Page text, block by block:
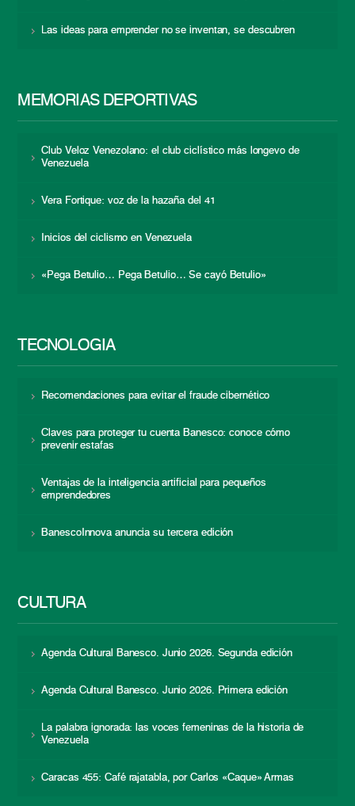
Las ideas para emprender no se inventan, se descubren
MEMORIAS DEPORTIVAS
Club Veloz Venezolano: el club ciclístico más longevo de
Venezuela
Vera Fortique: voz de la hazaña del 41
Inicios del ciclismo en Venezuela
«Pega Betulio… Pega Betulio… Se cayó Betulio»
TECNOLOGÍA
Recomendaciones para evitar el fraude cibernético
Claves para proteger tu cuenta Banesco: conoce cómo
prevenir estafas
Ventajas de la inteligencia artificial para pequeños
emprendedores
BanescoInnova anuncia su tercera edición
CULTURA
Agenda Cultural Banesco. Junio 2026. Segunda edición
Agenda Cultural Banesco. Junio 2026. Primera edición
La palabra ignorada: las voces femeninas de la historia de
Venezuela
Caracas 455: Café rajatabla, por Carlos «Caque» Armas